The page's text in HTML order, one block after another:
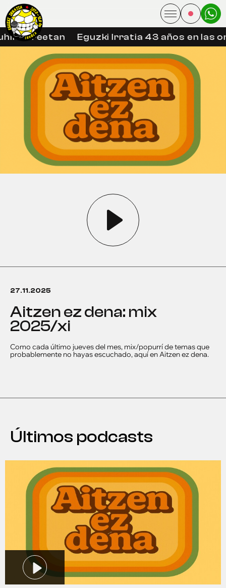
libreetan Eguzki Irratia 43 años en las
27.11.2025
aitzen ez dena: mix
2025/xi
Como cada último jueves del mes, mix/popurrí de temas que
probablemente no hayas escuchado, aquí en Aitzen ez dena.
Últimos podcasts